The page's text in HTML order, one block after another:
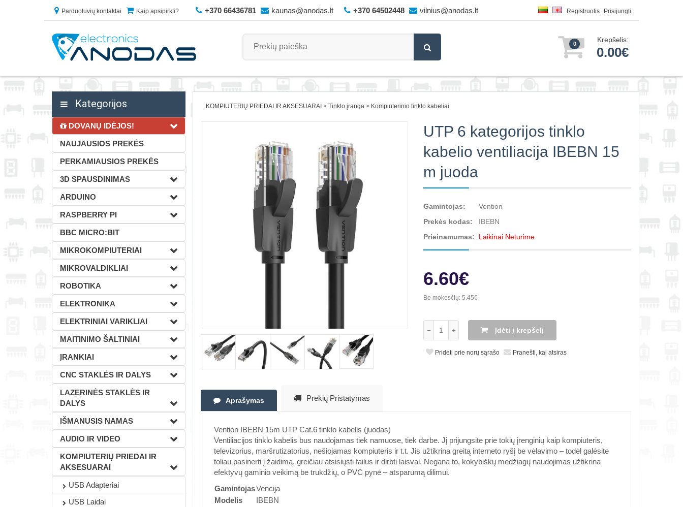
Parduotuvių kontaktai Kaip apsipirkti? +370 66436781 kaunas@anodas.lt +370 64502448 vilnius@anodas.lt Registruotis Prisijungti
0 Krepšelis:
0.00€
Kategorijos
DOVANŲ IDĖJOS!
NAUJAUSIOS PREKĖS
PERKAMIAUSIOS PREKĖS
3D SPAUSDINIMAS
ARDUINO
RASPBERRY PI
BBC MICRO:BIT
MIKROKOMPIUTERIAI
MIKROVALDIKLIAI
ROBOTIKA
ELEKTRONIKA
ELEKTRINIAI VARIKLIAI
MAITINIMO ŠALTINIAI
ĮRANKIAI
CNC STAKLĖS IR DALYS
LAZERINĖS STAKLĖS IR
DALYS
IŠMANUSIS NAMAS
AUDIO IR VIDEO
KOMPIUTERIŲ PRIEDAI IR
AKSESUARAI
USB Adapteriai
USB Laidai
KOMPIUTERIŲ PRIEDAI IR AKSESUARAI Tinklo įranga Kompiuterinio tinklo kabeliai
UTP 6 kategorijos tinklo
kabelio ventiliacija IBEBN 15
m juoda
Gamintojas:
Vention
Prekės kodas:
IBEBN
Prieinamumas:
Laikinai Neturime
6.60€
Be mokesčių:5.45€
Įdėti į krepšelį
Pridėti prie norų sąrašo Pranešti, kai atsiras
Aprašymas Prekių Pristatymas
Vention IBEBN 15m UTP Cat.6 tinklo kabelis (juodas)
Ventiliacijos tinklo kabelis bus naudojamas tiek namuose, tiek darbe. Jį prijungsite prie tokių įrenginių kaip kompiuteris,
televizorius, maršrutizatorius, nešiojamas kompiuteris ir t.t. Jis užtikrina greitą interneto ryšį be vėlavimo – todėl galėsite
toliau pasinerti į žaidimą, greičiau atsisiųsti failus ir dirbti laisvai. Negana to, kokybiškų medžiagų naudojimas užtikrina
efektyvų gaminio veikimą be trukdžių, o PVC pynė – atsparumą dilimui.
GamintojasVencija
Modelis
IBEBN